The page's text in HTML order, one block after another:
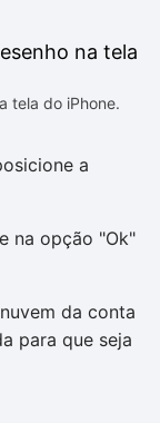
tela do iPhone.
a
na opção "Ok"
da conta
para que seja